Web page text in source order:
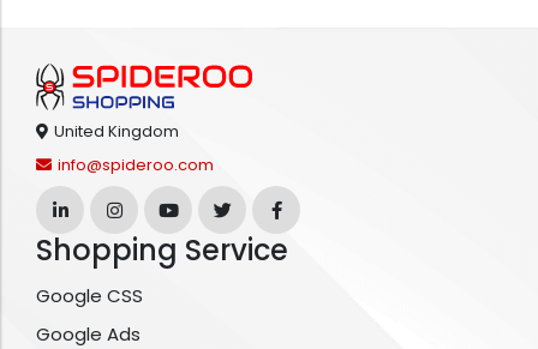
United Kingdom
info@spideroo.com
Shopping Service
Google CSS
Google Ads